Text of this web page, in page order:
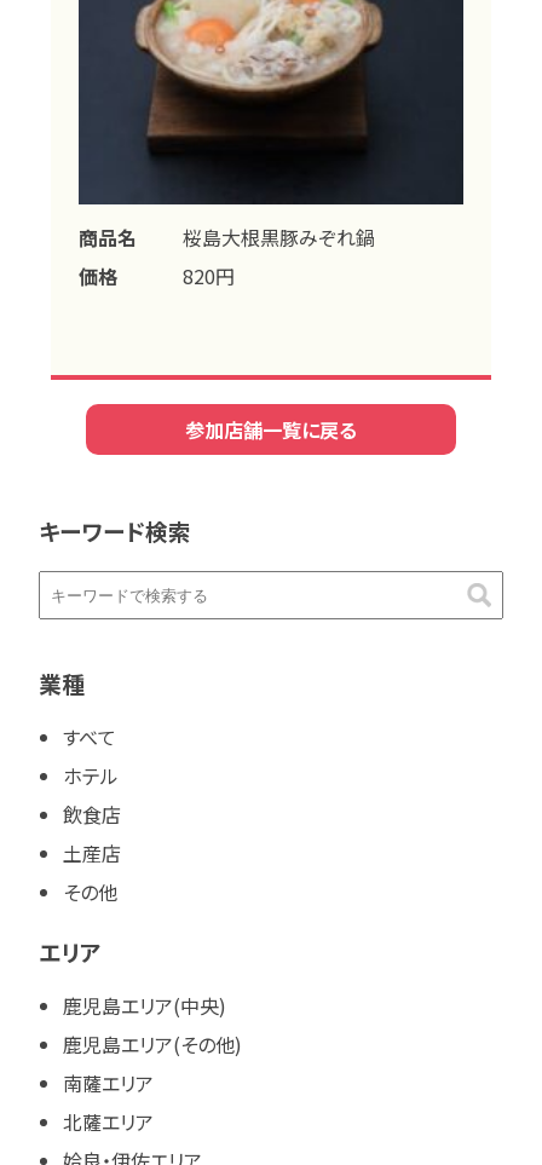
商品名
桜島大根黒豚みぞれ鍋
価格
820円
参加店舗一覧に戻る
キーワード検索
業種
すべて
ホテル
飲食店
土産店
その他
エリア
鹿児島エリア(中央)
鹿児島エリア(その他)
南薩エリア
北薩エリア